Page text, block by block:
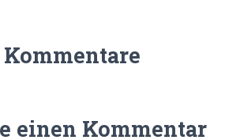
Kommentare
einen Kommentar